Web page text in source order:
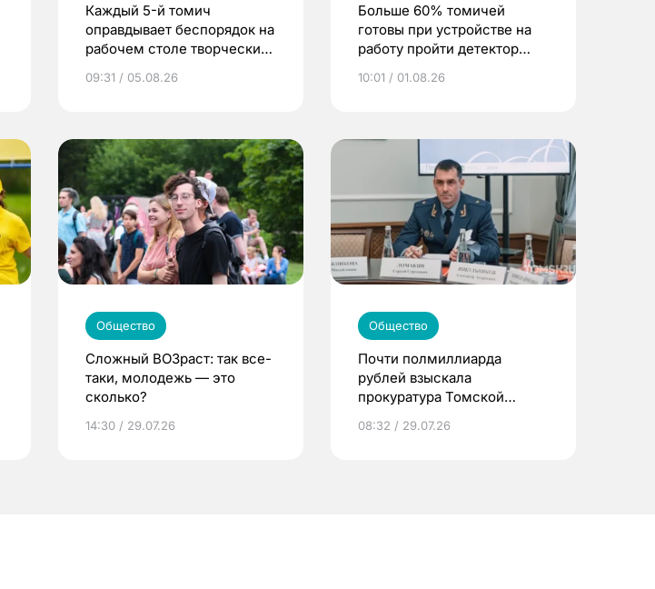
Каждый 5-й томич
оправдывает беспорядок на
рабочем столе творческим
09:31 / 05.08.26
Больше 60% томичей
готовы при устройстве на
работу пройти детектор
10:01 / 01.08.26
Общество
Сложный ВОЗраст: так все-
таки, молодежь — это
сколько?
14:30 / 29.07.26
Общество
Почти полмиллиарда
рублей взыскала
прокуратура Томской
08:32 / 29.07.26